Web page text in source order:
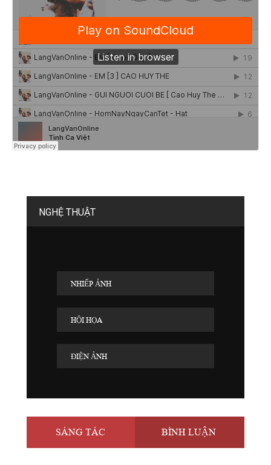
NGHỆ THUẬT
NHIẾP ẢNH
HỘI HỌA
ĐIỆN ẢNH
SÁNG TÁC BÌNH LUẬN